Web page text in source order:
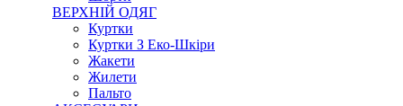
ВЕРХНІЙ ОДЯГ
Куртки
Куртки З Еко-Шкіри
Жакети
Жилети
Пальто